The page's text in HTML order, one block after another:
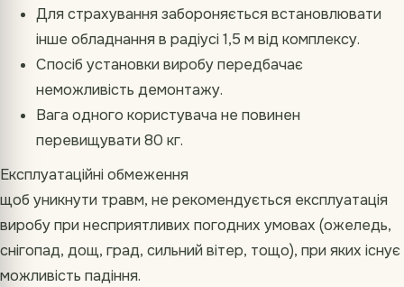
Для страхування забороняється встановлювати
інше обладнання в радіусі 1,5 м від комплексу.
Спосіб установки виробу передбачає
неможливість демонтажу.
Вага одного користувача не повинен
перевищувати 80 кг.
Експлуатаційні обмеження
щоб уникнути травм, не рекомендується експлуатація
виробу при несприятливих погодних умовах (ожеледь,
снігопад, дощ, град, сильний вітер, тощо), при яких існує
можливість падіння.